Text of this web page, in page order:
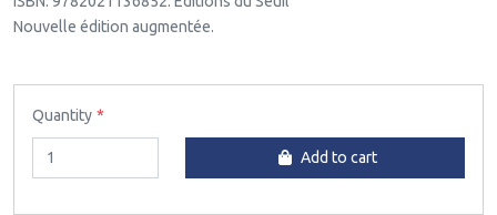
Nouvelle édition augmentée.
Quantity
Add to cart